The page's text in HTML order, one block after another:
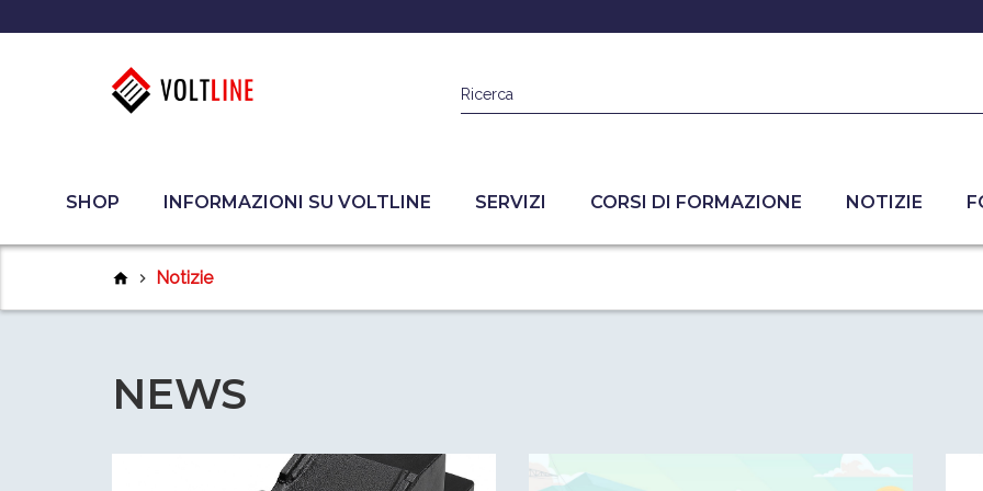
Ricerca
SHOP INFORMAZIONI SU VOLTLINE SERVIZI CORSI DI FORMAZIONE NOTIZIE
home chevron_right Notizie
NEWS